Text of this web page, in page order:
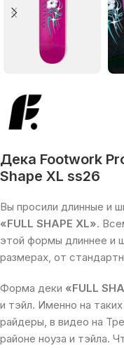
Дека Footwork
Shape XL ss26
Вы просили длинные и
«FULL SHAPE XL».
этой формы длиннее и
размерах, от
Форма деки «FULL
и тэйл. Именно на
райдеры, в видео на
районе ноуза и тэйла.